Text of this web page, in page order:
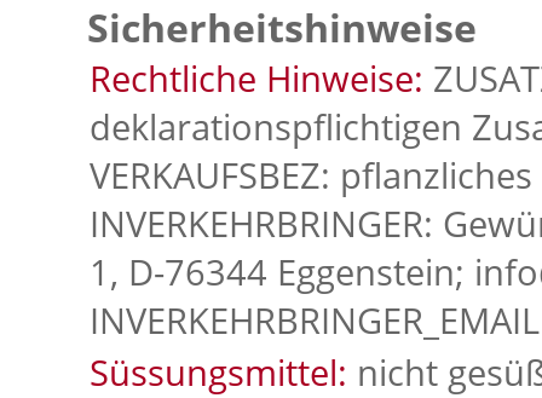
Sicherheitshinweise
Rechtliche Hinweise:
deklarationspflichtigen
VERKAUFSBEZ:
INVERKEHRBRINGER:
1, D-76344 Eggenstein;
Süssungsmittel: nicht